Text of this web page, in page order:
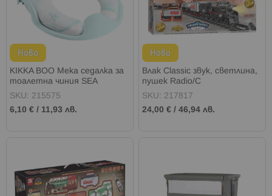
Ново
KIKKA BOO Мека седалка за
тоалетна чиния SEA
WORLD SEASHELL MINT
SKU: 215575
6,10 € / 11,93 лв.
Ново
Влак Classic звук, светлина,
пушек Radio/C
SKU: 217817
24,00 € /46,94 лв.